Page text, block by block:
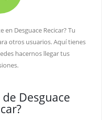
Desguace Recicar? Tu
otros usuarios. Aquí tienes
hacernos llegar tus
Desguace